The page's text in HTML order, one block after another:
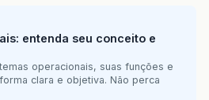
entenda seu conceito e
operacionais, suas funções e
clara e objetiva. Não perca